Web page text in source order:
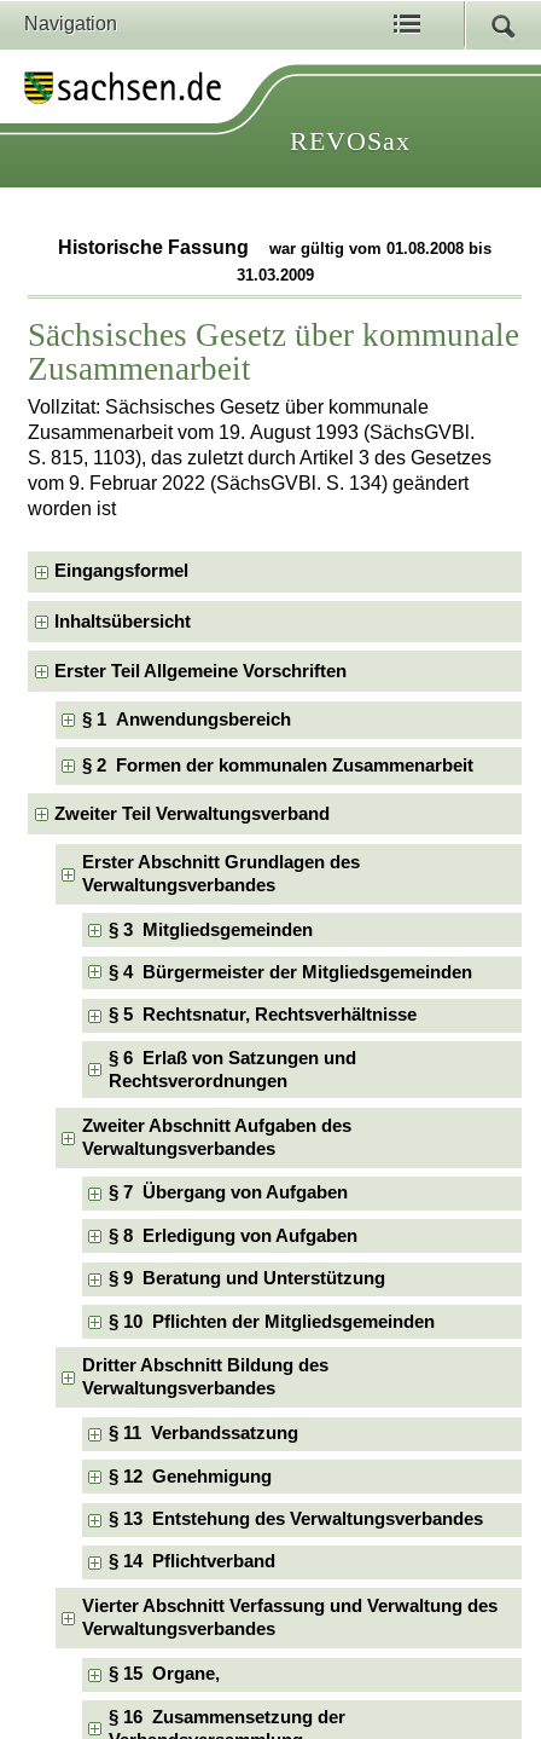
Navigation
REVOSax
Historische Fassung
war gültig vom 01.08.2008 bis
31.03.2009
Sächsisches Gesetz über kommunale
Zusammenarbeit
Vollzitat: Sächsisches Gesetz über kommunale
Zusammenarbeit vom 19. August 1993 (SächsGVBl.
S. 815, 1103), das zuletzt durch Artikel 3 des Gesetzes
vom 9. Februar 2022 (SächsGVBl. S. 134) geändert
worden ist
Eingangsformel
Inhaltsübersicht
Erster Teil Allgemeine Vorschriften
§ 1 Anwendungsbereich
§ 2 Formen der kommunalen Zusammenarbeit
Zweiter Teil Verwaltungsverband
Erster Abschnitt Grundlagen des
Verwaltungsverbandes
§ 3 Mitgliedsgemeinden
§ 4 Bürgermeister der Mitgliedsgemeinden
§ 5 Rechtsnatur, Rechtsverhältnisse
§ 6 Erlaß von Satzungen und
Rechtsverordnungen
Zweiter Abschnitt Aufgaben des
Verwaltungsverbandes
§ 7 Übergang von Aufgaben
§ 8 Erledigung von Aufgaben
§ 9 Beratung und Unterstützung
§ 10 Pflichten der Mitgliedsgemeinden
Dritter Abschnitt Bildung des
Verwaltungsverbandes
§ 11 Verbandssatzung
§ 12 Genehmigung
§ 13 Entstehung des Verwaltungsverbandes
§ 14 Pflichtverband
Vierter Abschnitt Verfassung und Verwaltung des
Verwaltungsverbandes
§ 15 Organe,
§ 16 Zusammensetzung der